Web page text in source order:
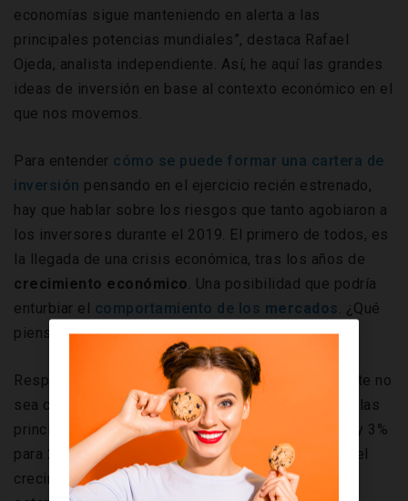
economías sigue manteniendo en alerta a las
principales potencias mundiales”, destaca Rafael
Ojeda, analista independiente. Así, he aquí las grandes
ideas de inversión en base al contexto económico en el
que nos movemos.
Para entender cómo se puede formar una cartera de
inversión pensando en el ejercicio recién estrenado,
hay que hablar sobre los riesgos que tanto agobiaron a
los inversores durante el 2019. El primero de todos, es
la llegada de una crisis económica, tras los años de
crecimiento económico. Una posibilidad que podría
enturbiar el comportamiento de los mercados. ¿Qué
piensan los expertos en materia de inversión?
Respecto al PIB mundial en este año probablemente no
sea capaz de exceder su crecimiento potencial en las
principales regiones económicas (3,2% para 2020 y 3%
para 2021) y el escenario base para 2021 es que “el
crecimiento global se desacelera hasta un cuasi-